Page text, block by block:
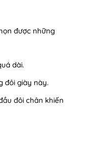
được những
dài.
đôi giày này.
đôi chân khiến